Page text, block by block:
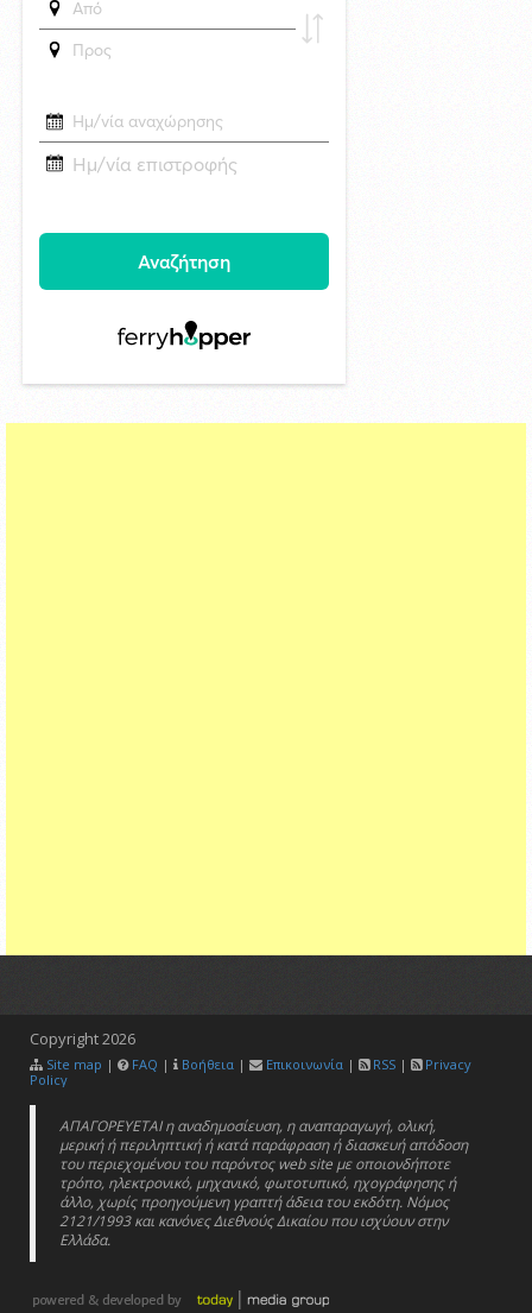
"Η κυβέρνηση Μητσοτάκη αντιμετωπίζει τα κυκλαδονήσια ως
κομματικό της φέουδο"
Copyright2026
Site map | FAQ | Βοήθεια | Επικοινωνία | RSS |
Privacy
Policy
ΑΠΑΓΟΡΕΥΕΤΑΙ η αναδημοσίευση, η αναπαραγωγή, ολική,
μερική ή περιληπτική ή κατά παράφραση ή διασκευή απόδοση
του περιεχομένου του παρόντος web site με οποιονδήποτε
τρόπο, ηλεκτρονικό, μηχανικό, φωτοτυπικό, ηχογράφησης ή
άλλο, χωρίς προηγούμενη γραπτή άδεια του εκδότη. Νόμος
2121/1993 και κανόνες Διεθνούς Δικαίου που ισχύουν στην
Ελλάδα.